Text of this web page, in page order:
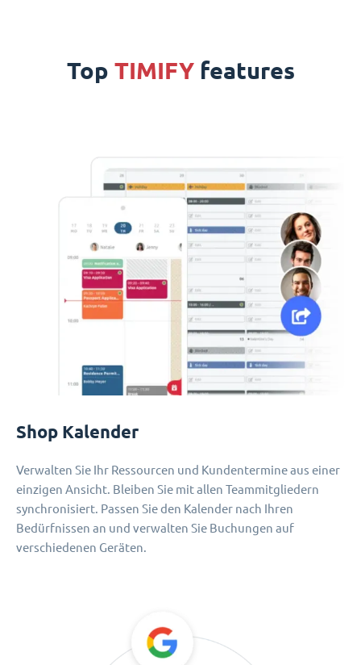
Top TIMIFYfeatures
Shop Kalender
Verwalten Sie Ihr Ressourcen und Kundentermine aus einer
einzigen Ansicht. Bleiben Sie mit allen Teammitgliedern
synchronisiert. Passen Sie den Kalender nach Ihren
Bedürfnissen an und verwalten Sie Buchungen auf
verschiedenen Geräten.